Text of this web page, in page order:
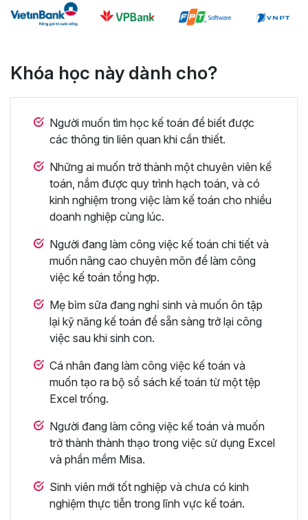
Khóa học này dành cho?
Người muốn tìm học kế toán để biết được
các thông tin liên quan khi cần thiết.
Những ai muốn trở thành một chuyên viên kế
toán, nắm được quy trình hạch toán, và có
kinh nghiệm trong việc làm kế toán cho nhiều
doanh nghiệp cùng lúc.
Người đang làm công việc kế toán chi tiết và
muốn nâng cao chuyên môn để làm công
việc kế toán tổng hợp.
Mẹ bỉm sữa đang nghỉ sinh và muốn ôn tập
lại kỹ năng kế toán để sẵn sàng trở lại công
việc sau khi sinh con.
Cá nhân đang làm công việc kế toán và
muốn tạo ra bộ sổ sách kế toán từ một tệp
Excel trống.
Người đang làm công việc kế toán và muốn
trở thành thành thạo trong việc sử dụng Excel
và phần mềm Misa.
Sinh viên mới tốt nghiệp và chưa có kinh
nghiệm thực tiễn trong lĩnh vực kế toán.